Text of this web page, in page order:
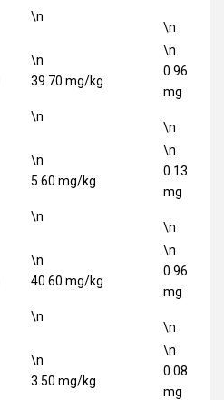
\n
\n
\n
39.70 mg/kg
\n
\n
0.96
mg
\n
\n
5.60 mg/kg
\n
\n
0.13
mg
\n
\n
40.60 mg/kg
\n
\n
0.96
mg
\n
\n
3.50 mg/kg
\n
0.08
mg